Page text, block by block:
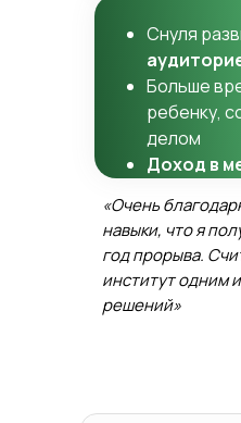
Снуля
Больше
ребенку,
делом
Доход в
«Очень
навыки, что я
год прорыва.
институт одним
решений»